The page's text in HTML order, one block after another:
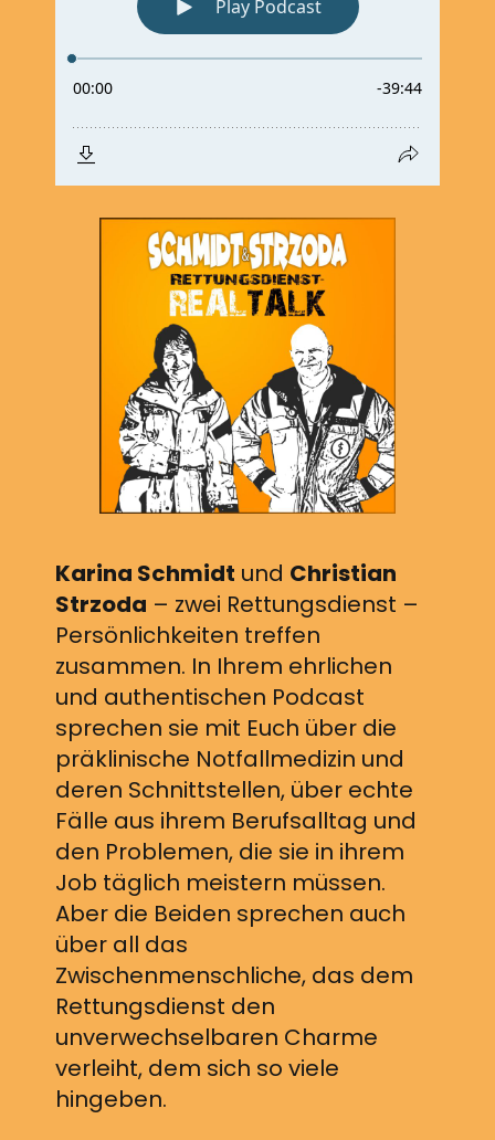
Karina Schmidt und Christian
Strzoda – zwei Rettungsdienst –
Persönlichkeiten treffen
zusammen. In Ihrem ehrlichen
und authentischen Podcast
sprechen sie mit Euch über die
präklinische Notfallmedizin und
deren Schnittstellen, über echte
Fälle aus ihrem Berufsalltag und
den Problemen, die sie in ihrem
Job täglich meistern müssen.
Aber die Beiden sprechen auch
über all das
Zwischenmenschliche, das dem
Rettungsdienst den
unverwechselbaren Charme
verleiht, dem sich so viele
hingeben.